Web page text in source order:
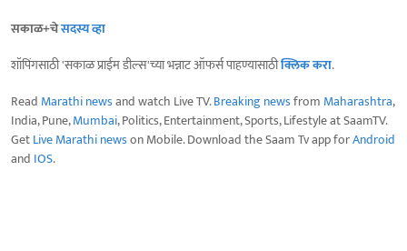
सकाळ+चेसदस्य व्हा
शॉपिंगसाठी 'सकाळ प्राईम डील्स'च्या भन्नाट ऑफर्स पाहण्यासाठीक्लिक करा.
Read Marathi newsand watch Live TV.Breaking newsfrom Maharashtra,
India, Pune,Mumbai, Politics, Entertainment, Sports, Lifestyle at SaamTV.
GetLive Marathi newson Mobile. Download the Saam Tv app forAndroid
and IOS.